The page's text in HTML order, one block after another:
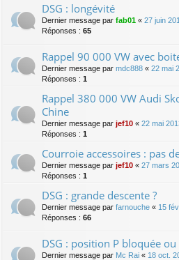
DSG : longévité
Dernier message par fab01 « 27 juin
Réponses : 65
Rappel 90 000 VW avec
Dernier message par mdc888 « 22 mai
Réponses : 1
Rappel 380 000 VW Audi
Chine
Dernier message par jef10 « 22 mai
Réponses : 1
Courroie accessoires : pas
Dernier message par jef10 « 27 mars
Réponses : 1
DSG : grande descente ?
Dernier message par farnouche « 15
Réponses : 66
DSG : position P bloquée
Dernier message par Mc Rai « 18 oct.